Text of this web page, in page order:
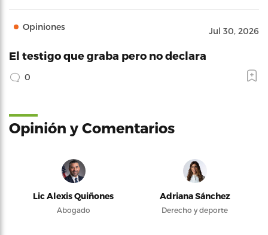
Opiniones Jul 30, 2026
El testigo que graba pero no declara
0
Opinión y Comentarios
Lic Alexis Quiñones
Abogado
Adriana Sánchez
Derecho y deporte